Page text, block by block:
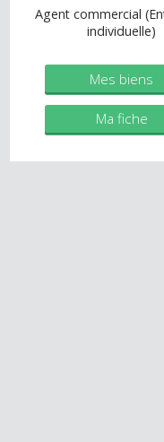
06 31 15 95
Agent commercial
individuelle)